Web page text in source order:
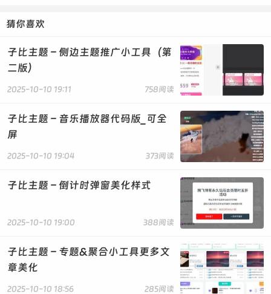
提取码: 本地下载
猜你喜欢
子比主题 – 侧边主题推广小工具（第
二版）
758阅读
2025-10-10 19:11
子比主题 – 音乐播放器代码版_可全
屏
373阅读
2025-10-10 19:04
子比主题 – 倒计时弹窗美化样式
388阅读
2025-10-10 19:00
子比主题 – 专题&聚合小工具更多文
章美化
285阅读
2025-10-10 18:56